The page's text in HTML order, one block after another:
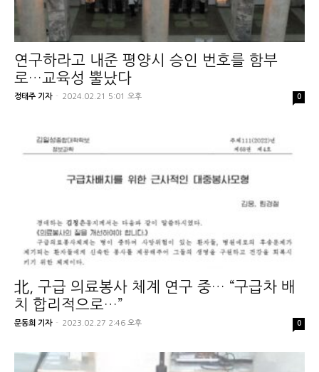
연구하라고 내준 평양시 승인 번호를 함부
로…교육성 뿔났다
정태주 기자 - 2024.02.21 5:01 오후 0
北, 구급 의료봉사 체계 연구 중… “구급차 배
치 합리적으로…”
문동희 기자 - 2023.02.27 2:46 오후 0